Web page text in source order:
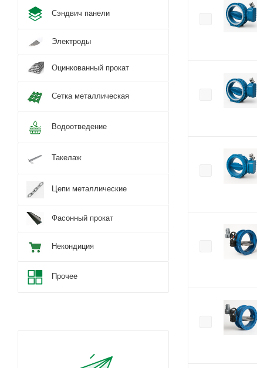
Сэндвич панели
Электроды
Оцинкованный прокат
Сетка металлическая
Водоотведение
Такелаж
Цепи металлические
Фасонный прокат
Некондиция
Прочее